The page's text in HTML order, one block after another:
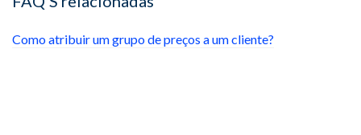
Como atribuir um grupo de preços a um cliente?